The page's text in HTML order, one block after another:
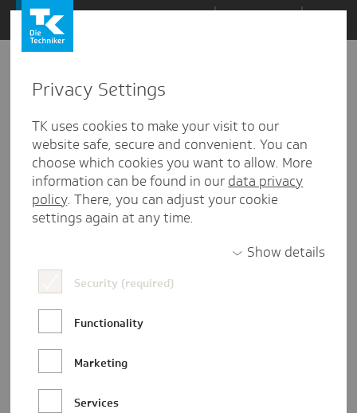
Zum
Inhalt
springen
den
Kommentaren
Privacy Settings
TK uses cookies to make your visit to our
website safe, secure and convenient. You can
choose which cookies you want to allow. More
information can be found in our data privacy
policy. There, you can adjust your cookie
settings again at any time.
Show details
Security (required)
Functionality
Marketing
Services